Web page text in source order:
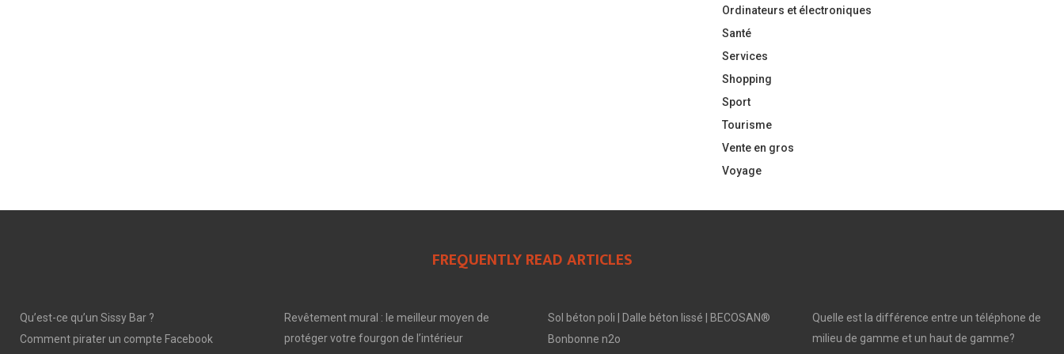
Ordinateurs et électroniques
Santé
Services
Shopping
Sport
Tourisme
Vente en gros
Voyage
FREQUENTLY READ ARTICLES
Qu’est-ce qu’un Sissy Bar ?
Comment pirater un compte Facebook
Revêtement mural : le meilleur moyen de
protéger votre fourgon de l’intérieur
Sol béton poli | Dalle béton lissé | BECOSAN®
Bonbonne n2o
Quelle est la différence entre un téléphone de
milieu de gamme et un haut de gamme?